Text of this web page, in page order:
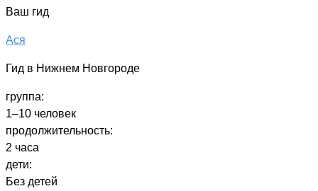
Ваш гид
Ася
Гид в Нижнем Новгороде
группа:
1–10 человек
продолжительность:
2 часа
дети:
Без детей